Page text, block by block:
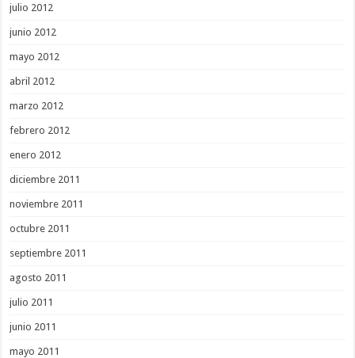
julio 2012
junio 2012
mayo 2012
abril 2012
marzo 2012
febrero 2012
enero 2012
diciembre 2011
noviembre 2011
octubre 2011
septiembre 2011
agosto 2011
julio 2011
junio 2011
mayo 2011